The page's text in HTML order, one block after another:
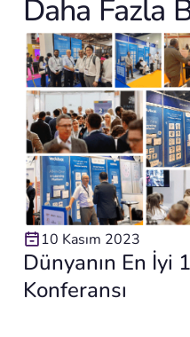
Daha Fazla
10 Kasım 2023
Dünyanın En İyi
Konferansı